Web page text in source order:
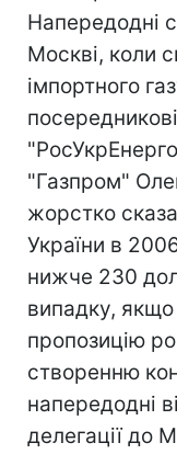
Напередодні
Москві, коли
імпортного
"Газпром"
жорстко
України в
нижче 230
випадку, якщо
пропозицію
створенню
напередодні
делегації до